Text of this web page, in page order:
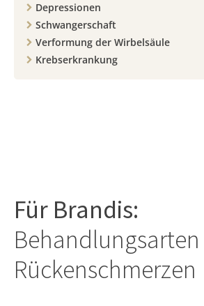
Depressionen
Schwangerschaft
Verformung der Wirbelsäule
Krebserkrankung
Für Brandis:
Rückenschmerzen